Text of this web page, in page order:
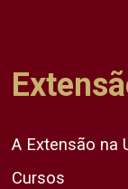
A Extensão na
Cursos